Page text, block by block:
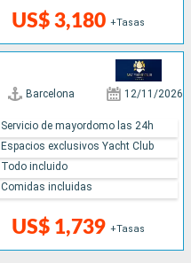
US$ 3,180 +Tasas
Barcelona 12/11/2026
US$ 1,739 +Tasas
Servicio de mayordomo las 24h
Espacios exclusivos Yacht Club
Todo incluido
Comidas incluidas